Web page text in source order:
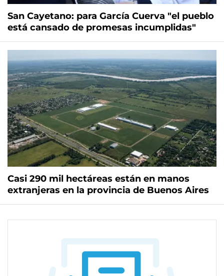
San Cayetano: para García Cuerva "el pueblo
está cansado de promesas incumplidas"
Casi 290 mil hectáreas están en manos
extranjeras en la provincia de Buenos Aires